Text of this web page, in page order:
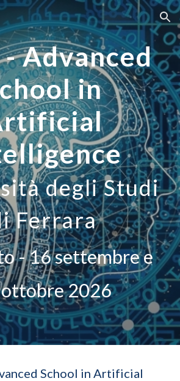
Skip to navigation
Advanced
in
degli Studi
Ferrara
- 16 settembre e
2026
School in Artificial